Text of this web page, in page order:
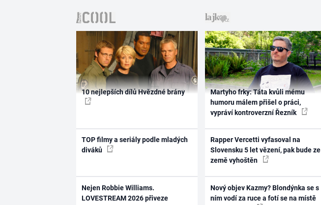
10 nejlepších dílů Hvězdné brány
TOP filmy a seriály podle mladých
diváků
Nejen Robbie Williams.
LOVESTREAM 2026 přiveze
Martyho frky: Táta kvůli mému
humoru málem přišel o práci,
vypráví kontroverzní Řezník
Rapper Vercetti vyfasoval na
Slovensku 5 let vězení, pak bude ze
země vyhoštěn
Nový objev Kazmy? Blondýnka se s
ním vodí za ruce a fotí se na místě